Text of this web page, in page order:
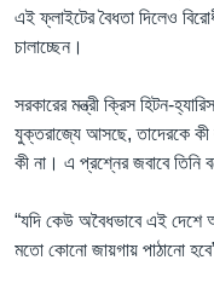
এই ফ্লাইটের বৈধতা দিলেও
চালাচ্ছেন।
সরকারের মন্ত্রী ক্রিস হিটন-
যুক্তরাজ্যে আসছে, তাদেরকে কী
কী না। এ প্রশ্নের জবাবে তিনি
“যদি কেউ অবৈধভাবে এই দেশে
মতো কোনো জায়গায় পাঠানো